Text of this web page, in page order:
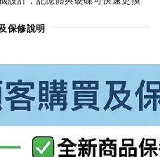
保修說明